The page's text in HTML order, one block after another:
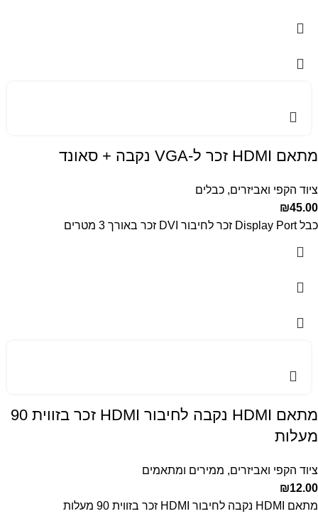
מתאם HDMI זכר ל-VGA נקבה + סאונד
ציוד הקפי ואביזרים, כבלים
₪45.00
כבל Display Port זכר לחיבור DVI זכר באורך 3 מטרים
מתאם HDMI נקבה לחיבור HDMI זכר בזווית 90
מעלות
ציוד הקפי ואביזרים, ממירים ומתאמים
₪12.00
מתאם HDMI נקבה לחיבור HDMI זכר בזווית 90 מעלות